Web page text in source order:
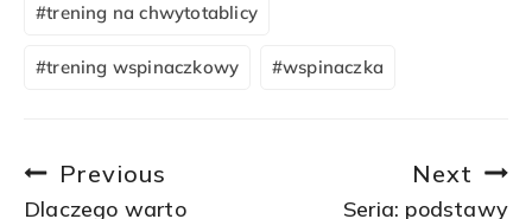
#trening na chwytotablicy
#trening wspinaczkowy #wspinaczka
Nawigacja
wpisu
Previous
Dlaczego warto
Next
Seria: podstawy